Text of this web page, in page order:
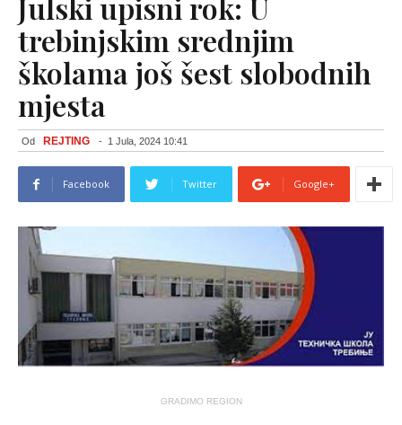
trebinjskim srednjim
školama još šest slobodnih
mjesta
Od REJTING - 1 Jula, 2024 10:41
Facebook Twitter Google+
GRADIMO REGION